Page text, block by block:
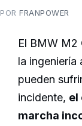
PORFRANPOWER
El BMW M2
la ingeniería
pueden
incidente, el
marcha